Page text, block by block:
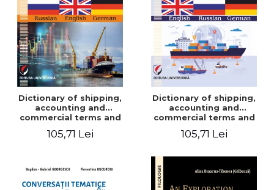
Dictionary of shipping,
accounting and
commercial terms and
English-German
105,71 Lei
Dictionary of shipping,
accounting and
commercial terms and
Russian – German
105,71 Lei